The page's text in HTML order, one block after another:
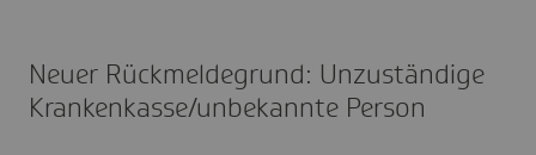
Neuer Rückmeldegrund: Unzuständige
Krankenkasse/unbekannte Person